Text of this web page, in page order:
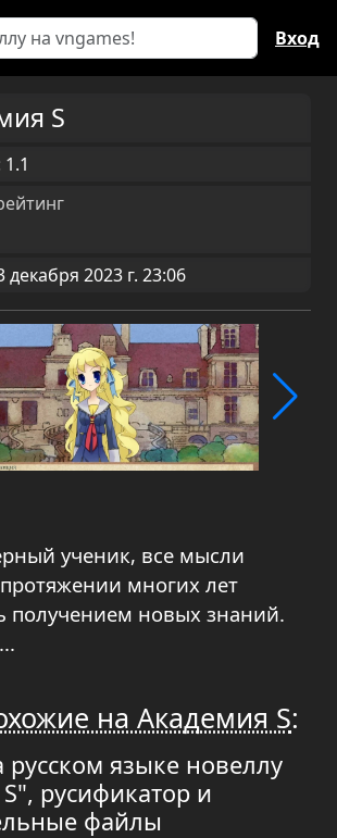
Вход
S
2023 г. 23:06
ученик, все мысли
многих лет
получением новых знаний.
на Академия S:
русском языке новеллу
русификатор и
файлы